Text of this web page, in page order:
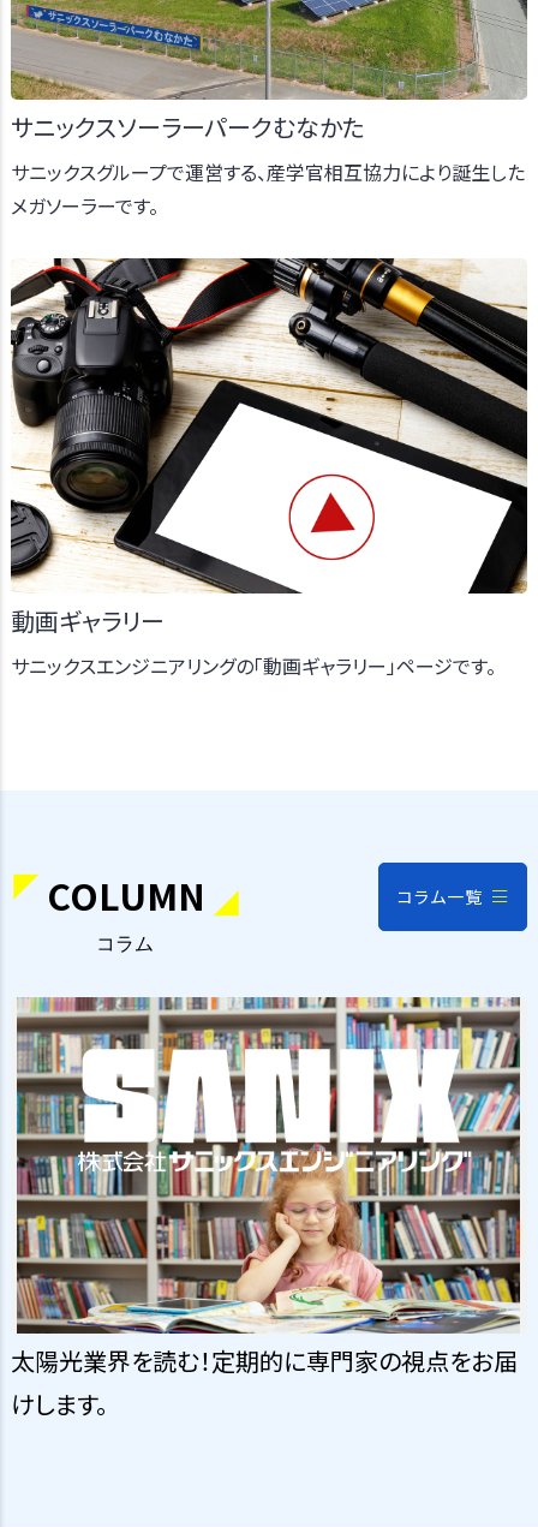
サニックスソーラーパークむなかた
サニックスグループで運営する、産学官相互協力により誕生した
メガソーラーです。
動画ギャラリー
サニックスエンジニアリングの「動画ギャラリー」ページです。
COLUMN
コラム
コラム一覧
太陽光業界を読む！定期的に専門家の視点をお届
けします。